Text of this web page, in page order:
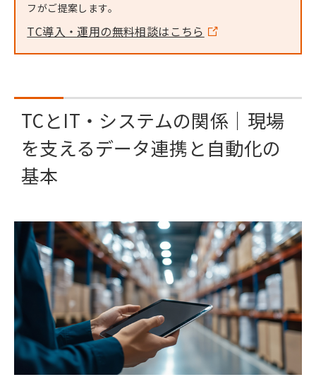
フがご提案します。
TC導入・運用の無料相談はこちら
TCとIT・システムの関係｜現場
を支えるデータ連携と自動化の
基本